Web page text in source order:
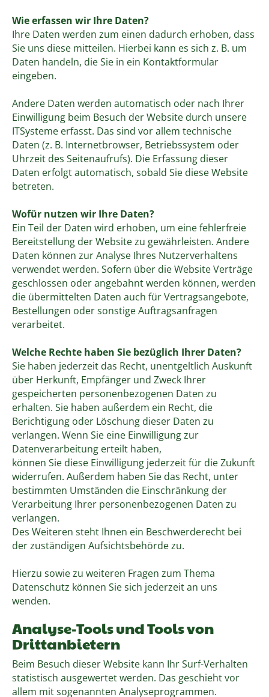
Wie erfassen wir Ihre Daten?
Ihre Daten werden zum einen dadurch erhoben, dass
Sie uns diese mitteilen. Hierbei kann es sich z. B. um
Daten handeln, die Sie in ein Kontaktformular
eingeben.
Andere Daten werden automatisch oder nach Ihrer
Einwilligung beim Besuch der Website durch unsere
ITSysteme erfasst. Das sind vor allem technische
Daten (z. B. Internetbrowser, Betriebssystem oder
Uhrzeit des Seitenaufrufs). Die Erfassung dieser
Daten erfolgt automatisch, sobald Sie diese Website
betreten.
Wofür nutzen wir Ihre Daten?
Ein Teil der Daten wird erhoben, um eine fehlerfreie
Bereitstellung der Website zu gewährleisten. Andere
Daten können zur Analyse Ihres Nutzerverhaltens
verwendet werden. Sofern über die Website Verträge
geschlossen oder angebahnt werden können, werden
die übermittelten Daten auch für Vertragsangebote,
Bestellungen oder sonstige Auftragsanfragen
verarbeitet.
Welche Rechte haben Sie bezüglich Ihrer Daten?
Sie haben jederzeit das Recht, unentgeltlich Auskunft
über Herkunft, Empfänger und Zweck Ihrer
gespeicherten personenbezogenen Daten zu
erhalten. Sie haben außerdem ein Recht, die
Berichtigung oder Löschung dieser Daten zu
verlangen. Wenn Sie eine Einwilligung zur
Datenverarbeitung erteilt haben,
können Sie diese Einwilligung jederzeit für die Zukunft
widerrufen. Außerdem haben Sie das Recht, unter
bestimmten Umständen die Einschränkung der
Verarbeitung Ihrer personenbezogenen Daten zu
verlangen.
Des Weiteren steht Ihnen ein Beschwerderecht bei
der zuständigen Aufsichtsbehörde zu.
Hierzu sowie zu weiteren Fragen zum Thema
Datenschutz können Sie sich jederzeit an uns
wenden.
Analyse-Tools und Tools von
Drittanbietern
Beim Besuch dieser Website kann Ihr Surf-Verhalten
statistisch ausgewertet werden. Das geschieht vor
allem mit sogenannten Analyseprogrammen.